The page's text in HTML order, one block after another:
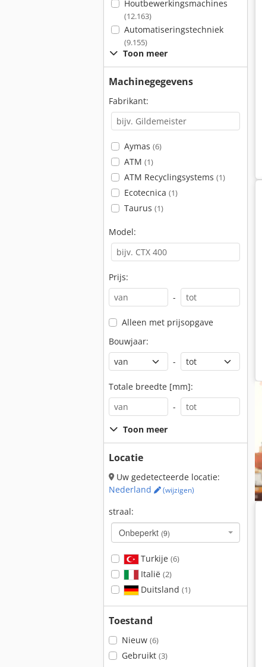
Houtbewerkingsmachines
(12.163)
Automatiseringstechniek
(9.155)
Toon meer
Machinegegevens
Fabrikant:
Aymas (6)
ATM (1)
ATM Recyclingsystems (1)
Ecotecnica (1)
Taurus (1)
Model:
Prijs:
-
Alleen met prijsopgave
Bouwjaar:
-
Totale breedte [mm]:
-
Toon meer
Locatie
Uw gedetecteerde locatie:
Nederland
(wijzigen)
straal:
Onbeperkt (9)
Turkije (6)
Italië (2)
Duitsland (1)
Toestand
Nieuw (6)
Gebruikt (3)